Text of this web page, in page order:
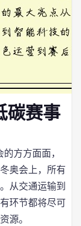
碳赛事
方方面面，
奥会上，所有
从交通运输到
环节都将尽可
源。